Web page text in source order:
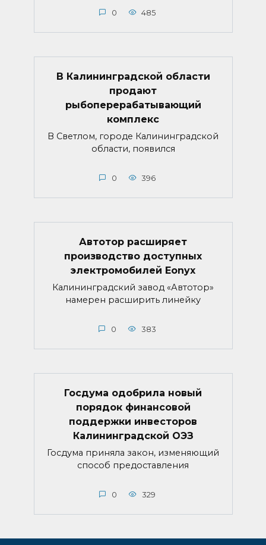
0 485
В Калининградской области
продают
рыбоперерабатывающий
комплекс
В Светлом, городе Калининградской
области, появился
0 396
Автотор расширяет
производство доступных
электромобилей Eonyx
Калининградский завод «Автотор»
намерен расширить линейку
0 383
Госдума одобрила новый
порядок финансовой
поддержки инвесторов
Калининградской ОЭЗ
Госдума приняла закон, изменяющий
способ предоставления
0 329